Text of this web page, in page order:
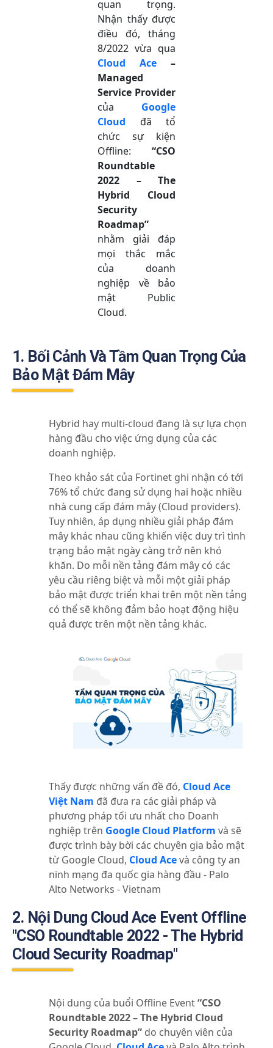
quan trọng.
Nhận thấy được
điều đó, tháng
8/2022 vừa qua
Cloud Ace
–
Managed
Service Provider
của Google
Cloud đã tổ
chức sự kiện
Offline: “CSO
Roundtable
2022 – The
Hybrid Cloud
Security
Roadmap”
nhằm giải đáp
mọi thắc mắc
của doanh
nghiệp về bảo
mật Public
Cloud.
1. Bối Cảnh Và Tầm Quan Trọng Của
Bảo Mật Đám Mây
Hybrid hay multi-cloud đang là sự lựa chọn
hàng đầu cho việc ứng dụng của các
doanh nghiệp.
Theo khảo sát của Fortinet ghi nhận có tới
76% tổ chức đang sử dụng hai hoặc nhiều
nhà cung cấp đám mây (Cloud providers).
Tuy nhiên, áp dụng nhiều giải pháp đám
mây khác nhau cũng khiến việc duy trì tình
trạng bảo mật ngày càng trở nên khó
khăn. Do mỗi nền tảng đám mây có các
yêu cầu riêng biệt và mỗi một giải pháp
bảo mật được triển khai trên một nền tảng
có thể sẽ không đảm bảo hoạt động hiệu
quả được trên một nền tảng khác.
Thấy được những vấn đề đó, Cloud Ace
Việt Nam đã đưa ra các giải pháp và
phương pháp tối ưu nhất cho Doanh
nghiệp trên Google Cloud Platform và sẽ
được trình bày bời các chuyên gia bảo mật
từGoogle Cloud, Cloud Acevà công ty an
ninh mạng đa quốc gia hàng đầu - Palo
Alto Networks - Vietnam
2. Nội Dung Cloud Ace Event Offline
"CSO Roundtable 2022 - The Hybrid
Cloud Security Roadmap"
Nội dung của buổi Offline Event“CSO
Roundtable 2022 – The Hybrid Cloud
Security Roadmap” do chuyên viên của